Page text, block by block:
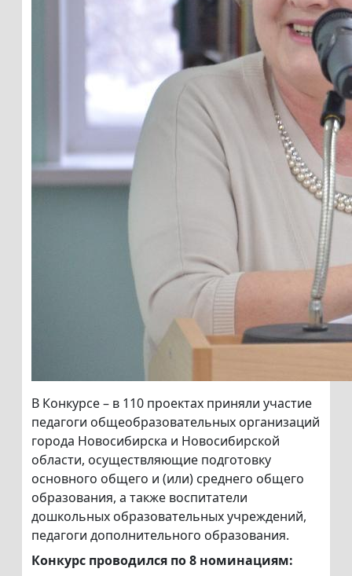
В Конкурсе – в 110 проектах приняли участие
педагоги общеобразовательных организаций
города Новосибирска и Новосибирской
области, осуществляющие подготовку
основного общего и (или) среднего общего
образования, а также воспитатели
дошкольных образовательных учреждений,
педагоги дополнительного образования.
Конкурс проводился по 8 номинациям: